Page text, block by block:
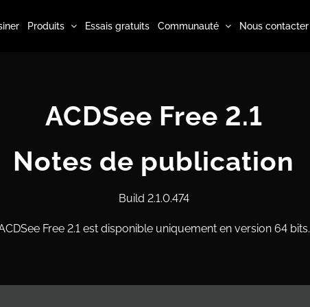
Produits Essais gratuits Communauté Nous contacter
ACDSee Free 2.1
Notes de publication
Build 2.1.0.474
Free 2.1 est disponible uniquement en version 64 bits.